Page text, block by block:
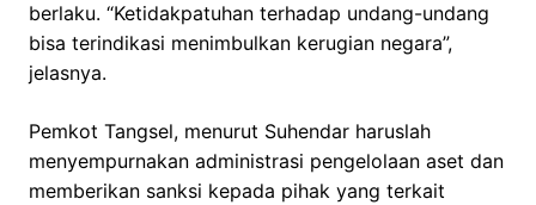
berlaku. “Ketidakpatuhan terhadap undang-undang
bisa terindikasi menimbulkan kerugian negara”,
jelasnya.
Pemkot Tangsel, menurut Suhendar haruslah
menyempurnakan administrasi pengelolaan aset dan
memberikan sanksi kepada pihak yang terkait